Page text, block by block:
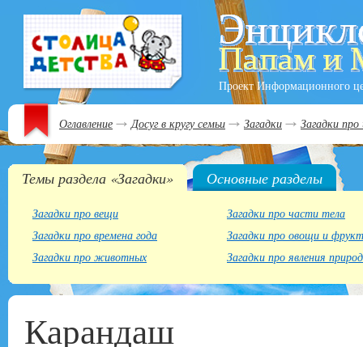
Проект Информационного
Оглавление Досуг в кругу семьи Загадки Загадки
Темы раздела «Загадки» Основные разделы
Загадки про вещи
Загадки про времена года
Загадки про животных
Загадки про части тела
Загадки про овощи и
Загадки про явления
Карандаш